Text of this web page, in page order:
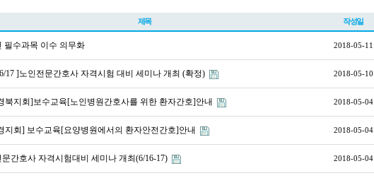
제목 작성일
필수과목 이수 의무화 2018-05-11
17 ]노인전문간호사 자격시험 대비 세미나 개최 (확정) 2018-05-10
북지회]보수교육[노인병원간호사를 위한 환자간호]안내 2018-05-04
지회] 보수교육[요양병원에서의 환자안전간호]안내 2018-05-04
문간호사 자격시험대비 세미나 개최(6/16-17) 2018-05-04